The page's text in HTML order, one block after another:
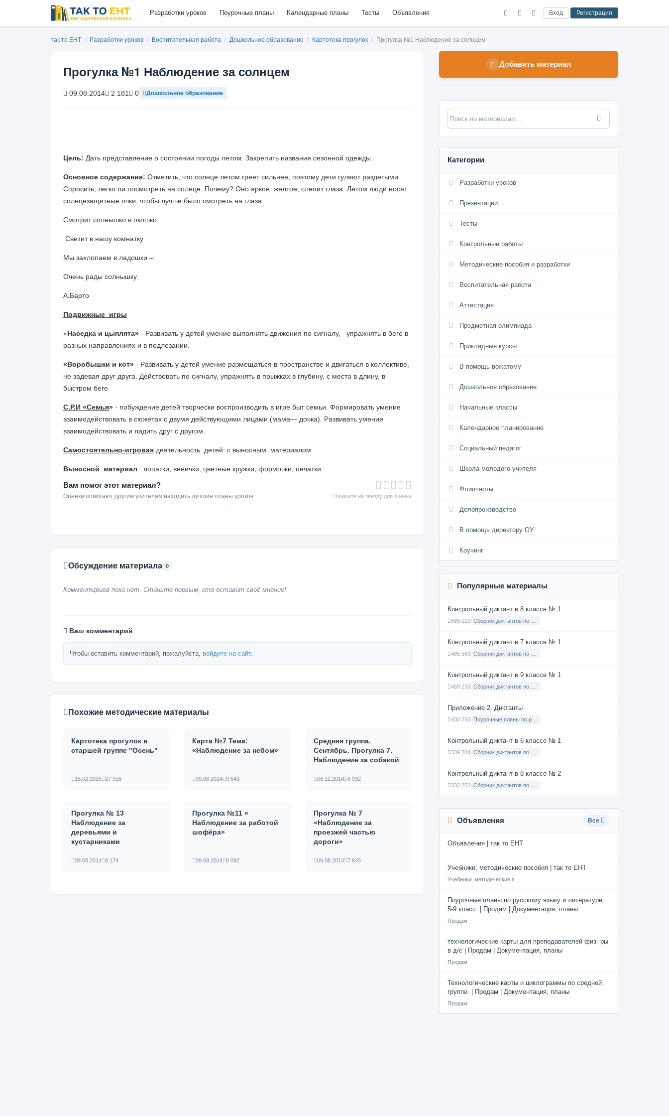
Разработки уроков Поурочные планы Календарные планы Тесты Объявления Вход Регистрация
так то ЕНТ / Разработки уроков / Воспитательная работа / Дошкольное образование / Картотека прогулок / Прогулка №1 Наблюдение за солнцем
Прогулка №1 Наблюдение за солнцем
09.08.2014 2 181 0 Дошкольное образование
Цель: Дать представление о состоянии погоды летом. Закрепить названия сезонной одежды.
Основное содержание: Отметить, что солнце летом греет сильнее, поэтому дети гуляют раздетыми.
Спросить, легко ли посмотреть на солнце. Почему? Оно яркое, желтое, слепит глаза. Летом люди носят
солнцезащитные очки, чтобы лучше было смотреть на глаза.
Смотрит солнышко в окошко,
Светит в нашу комнатку
Мы захлопаем в ладошки –
Очень рады солнышку.
А.Барто
Подвижные игры
«Наседка и цыплята» - Развивать у детей умение выполнять движения по сигналу, упражнять в беге в
разных направлениях и в подлезании.
«Воробышки и кот» - Развивать у детей умение размещаться в пространстве и двигаться в коллективе,
не задевая друг друга. Действовать по сигналу, упражнять в прыжках в глубину, с места в длину, в
быстром беге.
С.Р.И «Семья» - побуждение детей творчески воспроизводить в игре быт семьи. Формировать умение
взаимодействовать в сюжетах с двумя действующими лицами (мама— дочка). Развивать умение
взаимодействовать и ладить друг с другом.
Самостоятельно-игровая деятельность детей с выносным материалом
Выносной материал: лопатки, венички, цветные кружки, формочки, печатки
Вам помог этот материал?
Оценки помогают другим учителям находить лучшие планы уроков Нажмите на звезду для оценки
Обсуждение материала 0
Комментариев пока нет. Станьте первым, кто оставит своё мнение!
Ваш комментарий
Чтобы оставить комментарий, пожалуйста, войдите на сайт.
Похожие методические материалы
Картотека прогулок в
старшей группе "Осень"
15.02.2015 27 916
Карта №7 Тема:
«Наблюдение за небом»
09.08.2014 9 543
Средняя группа.
Сентябрь. Прогулка 7.
Наблюдение за собакой
06.12.2014 8 932
Прогулка № 13
Наблюдение за
деревьями и
кустарниками
09.08.2014 8 174
Прогулка №11 «
Наблюдение за работой
шофёра»
09.08.2014 8 092
Прогулка № 7
«Наблюдение за
проезжей частью
дороги»
09.08.2014 7 845
Добавить материал
Категории
Разработки уроков
Презентации
Тесты
Контрольные работы
Методические пособия и разработки
Воспитательная работа
Аттестация
Предметная олимпиада
Прикладные курсы
В помощь вожатому
Дошкольное образование
Начальные классы
Календарное планирование
Социальный педагог
Школа молодого учителя
Флипчарты
Делопроизводство
В помощь директору ОУ
Коучинг
Популярные материалы
Контрольный диктант в 8 классе № 1
685 010
Контрольный диктант в 7 классе № 1
485 569
Контрольный диктант в 9 классе № 1
459 235
Приложение 2. Диктанты
400 750
Контрольный диктант в 6 классе № 1
339 704
Контрольный диктант в 8 классе № 2
332 252
Объявления Все
Объявления | так то ЕНТ
Учебники, методические пособия | так то ЕНТ
Поурочные планы по русскому языку и литературе,
5-9 класс. | Продам | Документация, планы
Продам
технологические карты для преподавателей физ- ры
в д/с | Продам | Документация, планы
Продам
Технологические карты и циклограммы по средней
группе. | Продам | Документация, планы
Продам